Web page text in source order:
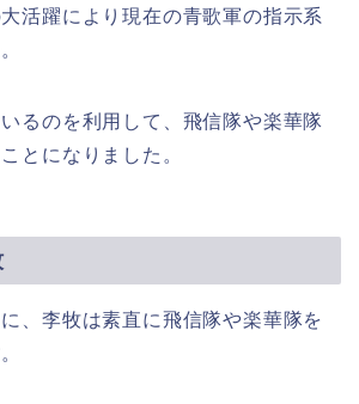
活躍により現在の青歌軍の指示系
るのを利用して、飛信隊や楽華隊
とになりました。
、李牧は素直に飛信隊や楽華隊を